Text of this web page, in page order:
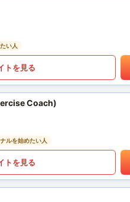
い人
トを見る
Coach)
ルを始めたい人
トを見る